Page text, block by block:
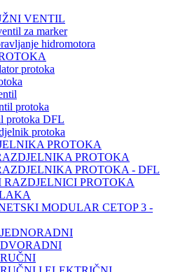
VENTIL
za marker
hidromotora
protoka
protoka
protoka DFL
protoka
PROTOKA
PROTOKA
PROTOKA - DFL
RAZDJELNICI PROTOKA
MODULAR CETOP 3 -
DVORADNI